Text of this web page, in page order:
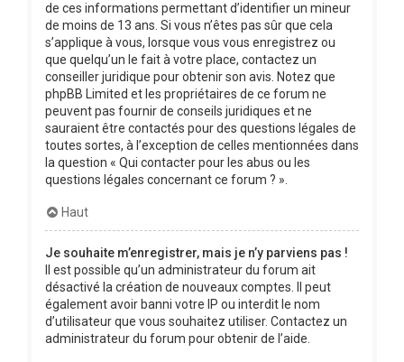
de ces informations permettant d’identifier un mineur
de moins de 13 ans. Si vous n’êtes pas sûr que cela
s’applique à vous, lorsque vous vous enregistrez ou
que quelqu’un le fait à votre place, contactez un
conseiller juridique pour obtenir son avis. Notez que
phpBB Limited et les propriétaires de ce forum ne
peuvent pas fournir de conseils juridiques et ne
sauraient être contactés pour des questions légales de
toutes sortes, à l’exception de celles mentionnées dans
la question « Qui contacter pour les abus ou les
questions légales concernant ce forum ? ».
Haut
Je souhaite m’enregistrer, mais je n’y parviens pas !
Il est possible qu’un administrateur du forum ait
désactivé la création de nouveaux comptes. Il peut
également avoir banni votre IP ou interdit le nom
d’utilisateur que vous souhaitez utiliser. Contactez un
administrateur du forum pour obtenir de l’aide.